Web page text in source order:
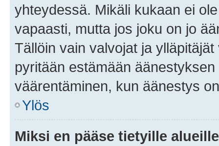
yhteydessä. Mikäli kukaan ei
vapaasti, mutta jos joku on jo
Tällöin vain valvojat ja
pyritään estämään
väärentäminen, kun äänestys
Ylös
Miksi en pääse tietyille